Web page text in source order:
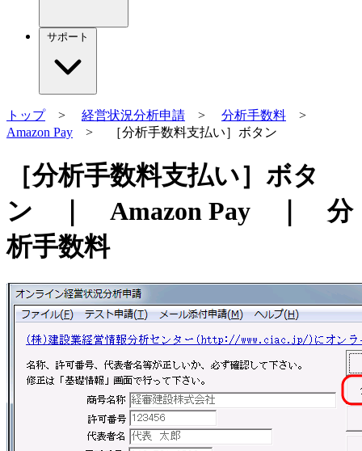
サポート
トップ> 経営状況分析申請 > 分析手数料 >
Amazon Pay > ［分析手数料支払い］ボタン
［分析手数料支払い］ボタ
ン ｜ Amazon Pay ｜ 分
析手数料